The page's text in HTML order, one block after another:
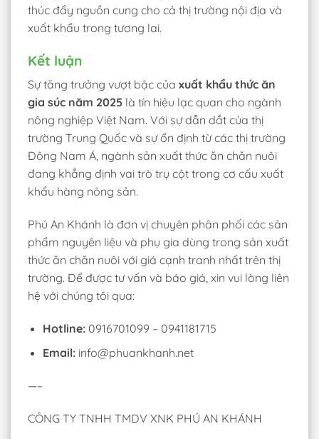
thúc đẩy nguồn cung cho cả thị trường nội địa và
xuất khẩu trong tương lai.
Kết luận
Sự tăng trưởng vượt bậc của xuất khẩu thức ăn
gia súc năm 2025 là tín hiệu lạc quan cho ngành
nông nghiệp Việt Nam. Với sự dẫn dắt của thị
trường Trung Quốc và sự ổn định từ các thị trường
Đông Nam Á, ngành sản xuất thức ăn chăn nuôi
đang khẳng định vai trò trụ cột trong cơ cấu xuất
khẩu hàng nông sản.
Phú An Khánh là đơn vị chuyên phân phối các sản
phẩm nguyên liệu và phụ gia dùng trong sản xuất
thức ăn chăn nuôi với giá cạnh tranh nhất trên thị
trường. Để được tư vấn và báo giá, xin vui lòng liên
hệ với chúng tôi qua:
Hotline: 0916701099 – 0941181715
Email:info@phuankhanh.net
—–
CÔNG TY TNHH TMDV XNK PHÚ AN KHÁNH